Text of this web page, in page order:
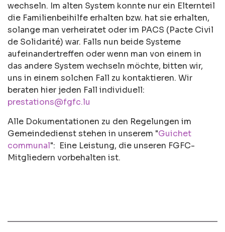
wechseln. Im alten System konnte nur ein Elternteil
die Familienbeihilfe erhalten bzw. hat sie erhalten,
solange man verheiratet oder im PACS (Pacte Civil
de Solidarité) war. Falls nun beide Systeme
aufeinandertreffen oder wenn man von einem in
das andere System wechseln möchte, bitten wir,
uns in einem solchen Fall zu kontaktieren. Wir
beraten hier jeden Fall individuell:
prestations@fgfc.lu
Alle Dokumentationen zu den Regelungen im
Gemeindedienst stehen in unserem "Guichet
communal": Eine Leistung, die unseren FGFC-
Mitgliedern vorbehalten ist.